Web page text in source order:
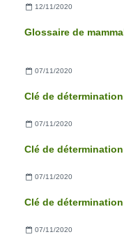
12/11/2020
Glossaire de
07/11/2020
Clé de
07/11/2020
Clé de
07/11/2020
Clé de
07/11/2020